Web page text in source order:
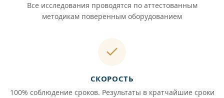
Все исследования проводятся по аттестованным
методикам поверенным оборудованием
СКОРОСТЬ
100% соблюдение сроков. Результаты в кратчайшие сроки